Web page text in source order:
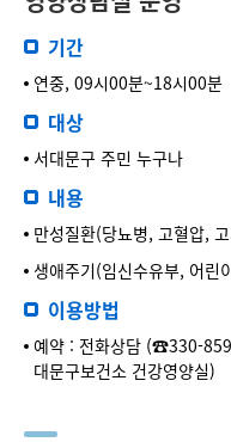
기간
연중, 09시00분~18시00분
대상
서대문구 주민 누구나
내용
만성질환(당뇨병, 고혈압,
생애주기(임신수유부, 어린
이용방법
예약 : 전화상담 (☎330-
대문구보건소 건강영양실)